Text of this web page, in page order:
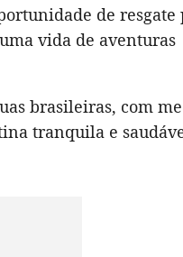
de resgate
vida de aventuras
brasileiras, com
tranquila e